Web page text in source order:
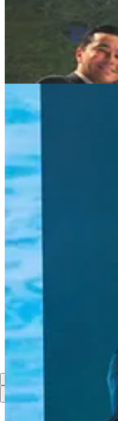
Compartir
Discusión sobre este post
Comentarios
Lo mejor de Debates